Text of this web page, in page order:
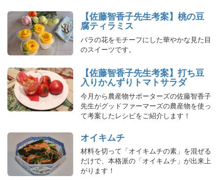
【佐藤智香子先生考案】桃の豆
腐ティラミス
バラの花をモチーフにした華やかな見た目
のスイーツです。
【佐藤智香子先生考案】打ち豆
入りかんずりトマトサラダ
今月から農産物サポーターズの佐藤智香子
先生がグッドファーマーズの農産物を使っ
て考案したレシピをご紹介します！
オイキムチ
材料を切って「オイキムチの素」を混ぜる
だけで、本格派の「オイキムチ」が出来上
がります！